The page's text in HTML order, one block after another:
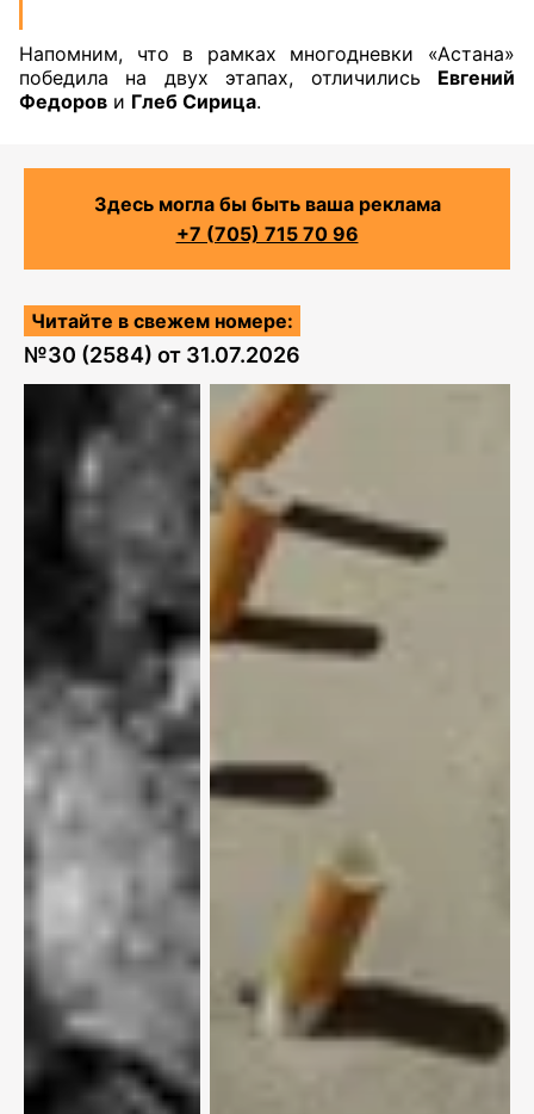
Напомним, что в рамках многодневки «Астана»
победила на двух этапах, отличились Евгений
Федоров и Глеб Сирица.
Здесь могла бы быть ваша реклама
+7 (705) 715 70 96
Читайте в свежем номере:
№30 (2584) от 31.07.2026